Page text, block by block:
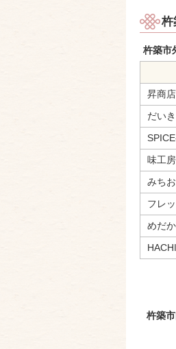
杵
杵築市
昇商店
だい
みち
フレ
めだ
杵築